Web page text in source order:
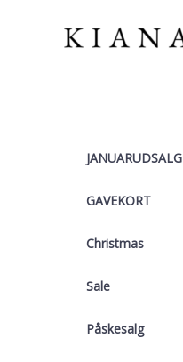
JANUARUDSALG
GAVEKORT
Christmas
Sale
Påskesalg